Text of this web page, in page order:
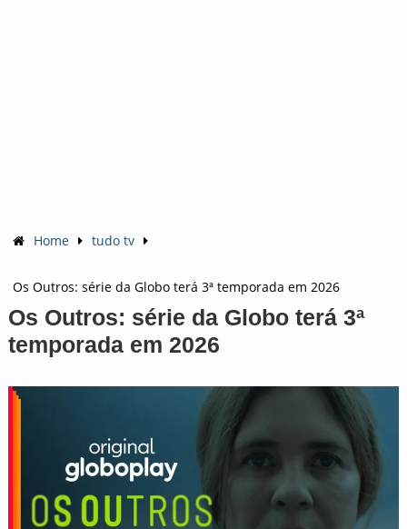
Home tudo tv
Os Outros: série da Globo terá 3ª temporada em 2026
Os Outros: série da Globo terá 3ª
temporada em 2026